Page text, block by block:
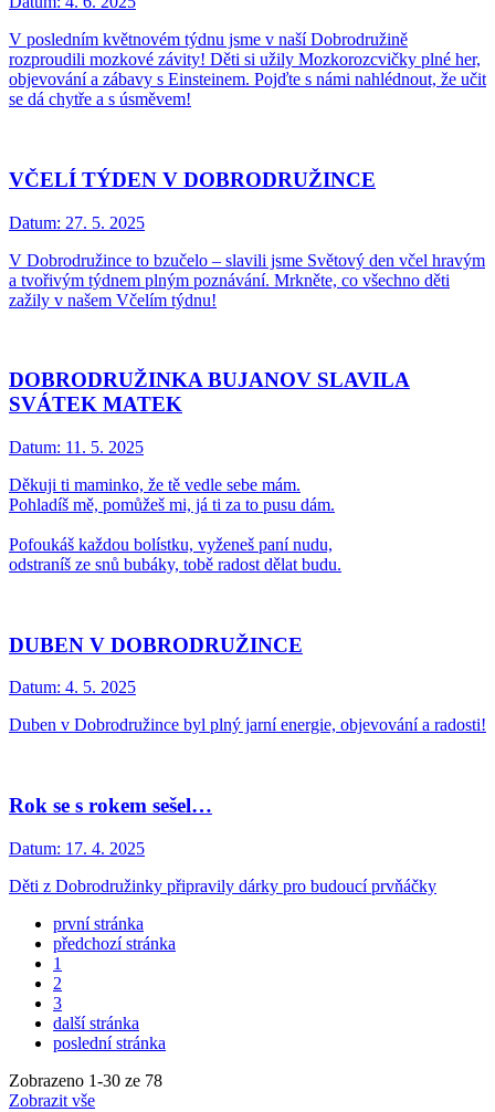
V posledním květnovém týdnu jsme v naší Dobrodružině
rozproudili mozkové závity! Děti si užily Mozkorozcvičky plné her,
objevování a zábavy s Einsteinem. Pojďte s námi nahlédnout, že učit
se dá chytře a s úsměvem!
VČELÍ TÝDEN V DOBRODRUŽINCE
Datum: 27. 5. 2025
V Dobrodružince to bzučelo – slavili jsme Světový den včel hravým
a tvořivým týdnem plným poznávání. Mrkněte, co všechno děti
zažily v našem Včelím týdnu!
DOBRODRUŽINKA BUJANOV SLAVILA
SVÁTEK MATEK
Datum: 11. 5. 2025
Děkuji ti maminko, že tě vedle sebe mám.
Pohladíš mě, pomůžeš mi, já ti za to pusu dám.
Pofoukáš každou bolístku, vyženeš paní nudu,
odstraníš ze snů bubáky, tobě radost dělat budu.
DUBEN V DOBRODRUŽINCE
Datum: 4. 5. 2025
Duben v Dobrodružince byl plný jarní energie, objevování a radosti!
Rok se s rokem sešel…
Datum: 17. 4. 2025
Děti z Dobrodružinky připravily dárky pro budoucí prvňáčky
první stránka
předchozí stránka
1
2
3
další stránka
poslední stránka
Zobrazeno 1-30 ze 78
Zobrazit vše